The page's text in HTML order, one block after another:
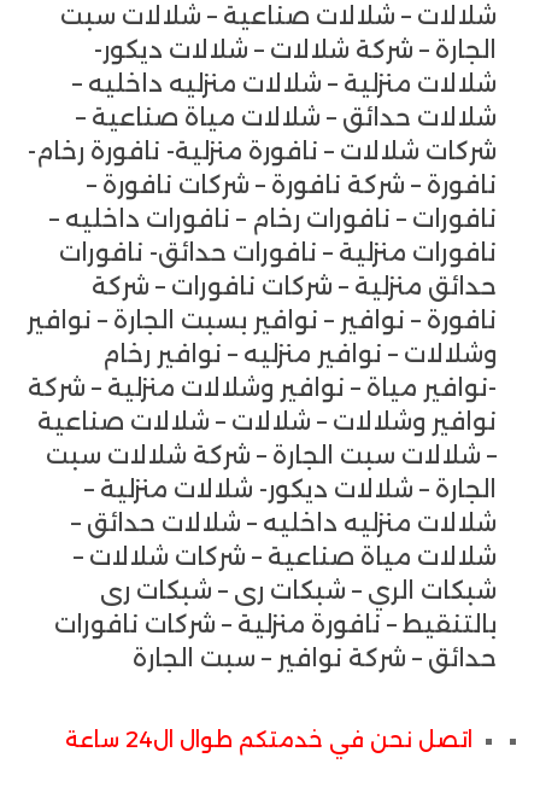
شلالات – شلالات صناعية – شلالات سبت
الجارة – شركة شلالات – شلالات ديكور-
شلالات منزلية – شلالات منزليه داخليه –
شلالات حدائق – شلالات مياة صناعية –
شركات شلالات – نافورة منزلية- نافورة رخام-
نافورة – شركة نافورة – شركات نافورة –
نافورات – نافورات رخام – نافورات داخليه –
نافورات منزلية – نافورات حدائق- نافورات
حدائق منزلية – شركات نافورات – شركة
نافورة – نوافير – نوافير بسبت الجارة – نوافير
وشلالات – نوافير منزليه – نوافير رخام
-نوافير مياة – نوافير وشلالات منزلية – شركة
نوافير وشلالات – شلالات – شلالات صناعية
– شلالات سبت الجارة – شركة شلالات سبت
الجارة – شلالات ديكور- شلالات منزلية –
شلالات منزليه داخليه – شلالات حدائق –
شلالات مياة صناعية – شركات شلالات –
شبكات الري – شبكات رى – شبكات رى
بالتنقيط – نافورة منزلية – شركات نافورات
حدائق – شركة نوافير – سبت الجارة
اتصل نحن في خدمتكم طوال ال24 ساعة